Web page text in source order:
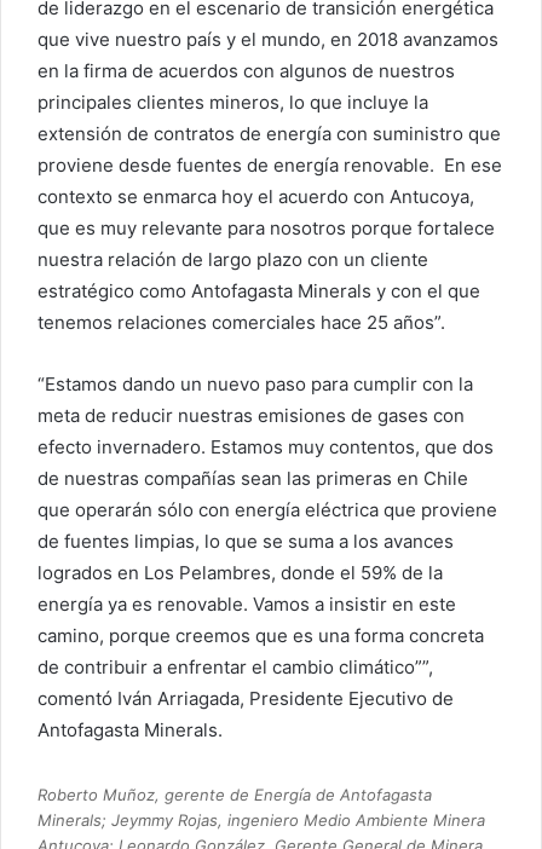
de liderazgo en el escenario de transición energética
que vive nuestro país y el mundo, en 2018 avanzamos
en la firma de acuerdos con algunos de nuestros
principales clientes mineros, lo que incluye la
extensión de contratos de energía con suministro que
proviene desde fuentes de energía renovable. En ese
contexto se enmarca hoy el acuerdo con Antucoya,
que es muy relevante para nosotros porque fortalece
nuestra relación de largo plazo con un cliente
estratégico como Antofagasta Minerals y con el que
tenemos relaciones comerciales hace 25 años”.
“Estamos dando un nuevo paso para cumplir con la
meta de reducir nuestras emisiones de gases con
efecto invernadero. Estamos muy contentos, que dos
de nuestras compañías sean las primeras en Chile
que operarán sólo con energía eléctrica que proviene
de fuentes limpias, lo que se suma a los avances
logrados en Los Pelambres, donde el 59% de la
energía ya es renovable. Vamos a insistir en este
camino, porque creemos que es una forma concreta
de contribuir a enfrentar el cambio climático””,
comentó Iván Arriagada, Presidente Ejecutivo de
Antofagasta Minerals.
Roberto Muñoz, gerente de Energía de Antofagasta
Minerals; Jeymmy Rojas, ingeniero Medio Ambiente Minera